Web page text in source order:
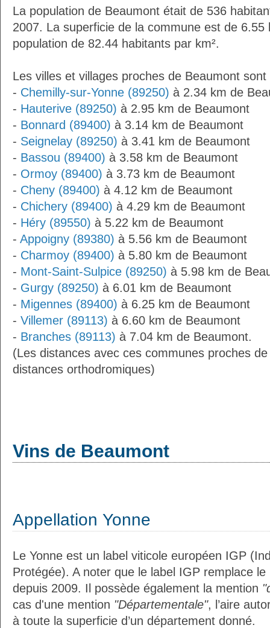
La population de Beaumont était de 536
2007. La superficie de la commune est de 6.55
population de 82.44 habitants par km².
Les villes et villages proches de Beaumont sont
- Chemilly-sur-Yonne (89250) à 2.34 km de
- Hauterive (89250) à 2.95 km de Beaumont
- Bonnard (89400) à 3.14 km de Beaumont
- Seignelay (89250) à 3.41 km de Beaumont
- Bassou (89400) à 3.58 km de Beaumont
- Ormoy (89400) à 3.73 km de Beaumont
- Cheny (89400) à 4.12 km de Beaumont
- Chichery (89400) à 4.29 km de Beaumont
- Héry (89550) à 5.22 km de Beaumont
- Appoigny (89380) à 5.56 km de Beaumont
- Charmoy (89400) à 5.80 km de Beaumont
- Mont-Saint-Sulpice (89250) à 5.98 km de
- Gurgy (89250) à 6.01 km de Beaumont
- Migennes (89400) à 6.25 km de Beaumont
- Villemer (89113) à 6.60 km de Beaumont
- Branches (89113) à 7.04 km de Beaumont.
(Les distances avec ces communes proches
distances orthodromiques)
Vins de Beaumont
Appellation Yonne
Le Yonne est un label viticole européen IGP
Protégée). A noter que le label IGP remplace
depuis 2009. Il possède également la mention
cas d'une mention "Départementale", l’aire
à toute la superficie d’un département donné.